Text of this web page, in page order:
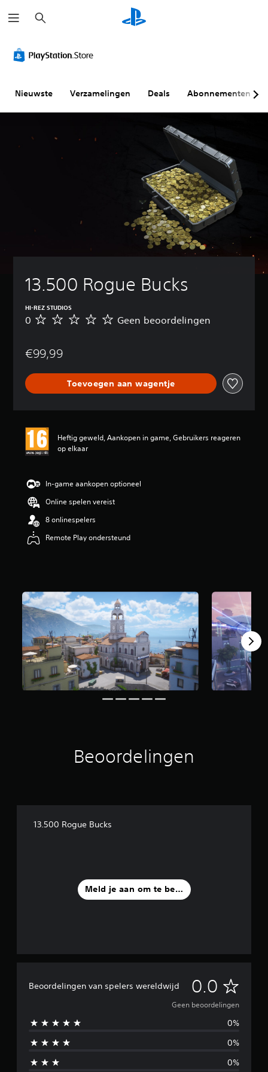
o
e
n
Nieuwste Verzamelingen Deals Abonnementen
13.500 Rogue Bucks
HI-REZ STUDIOS
G
n
e
o
e
i
e
0 Geen beoordelingen
€99,99
Toevoegen aan wagentje
Heftig geweld, Aankopen in game, Gebruikers reageren
op elkaar
In-game aankopen optioneel
Online spelen vereist
8 onlinespelers
Remote Play ondersteund
Beoordelingen
13.500 Rogue Bucks
Meld je aan om te beoordelen
Beoordelingen van spelers wereldwijd 0.0 G
e
e
n
Geen beoordelingen
0%
0%
0%